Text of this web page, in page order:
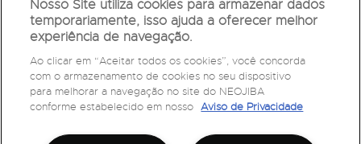
R.Monte Castelo Nº 62, Bairro Barbalho
CEP: 40.301-210
Salvador, Bahia, Brasil
Telefone:(71) 3032-1073
Nosso Site utiliza cookies para armazenar dados
temporariamente, isso ajuda a oferecer melhor
experiência de navegação.
Ao clicar em “Aceitar todos os cookies”, você concorda
com o armazenamento de cookies no seu dispositivo
para melhorar a navegação no site do NEOJIBA
conforme estabelecido em nosso Aviso de Privacidade